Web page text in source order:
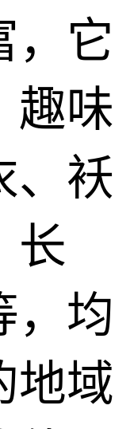
，它
趣味
、袄
长
，均
地域